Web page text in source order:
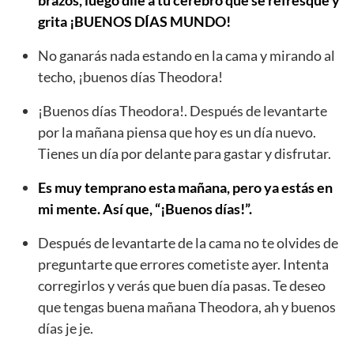
grita ¡BUENOS DÍAS MUNDO!
No ganarás nada estando en la cama y mirando al
techo, ¡buenos días Theodora!
¡Buenos días Theodora!. Después de levantarte
por la mañana piensa que hoy es un día nuevo.
Tienes un día por delante para gastar y disfrutar.
Es muy temprano esta mañana, pero ya estás en
mi mente. Así que, “¡Buenos días!”.
Después de levantarte de la cama no te olvides de
preguntarte que errores cometiste ayer. Intenta
corregirlos y verás que buen día pasas. Te deseo
que tengas buena mañana Theodora, ah y buenos
días je je.